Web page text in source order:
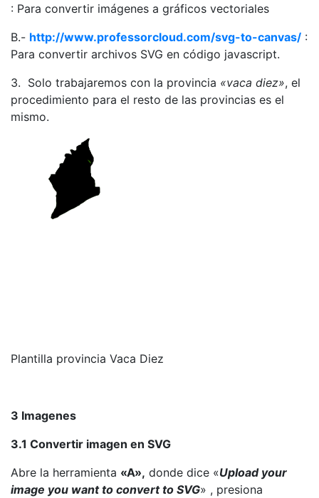
: Para convertir imágenes a gráficos vectoriales
B.- http://www.professorcloud.com/svg-to-canvas/ :
Para convertir archivos SVG en código javascript.
3. Solo trabajaremos con la provincia «vaca diez», el
procedimiento para el resto de las provincias es el
mismo.
Plantilla provincia Vaca Diez
3 Imagenes
3.1 Convertir imagen en SVG
Abre la herramienta «A», donde dice «Upload your
image you want to convert to SVG» , presiona